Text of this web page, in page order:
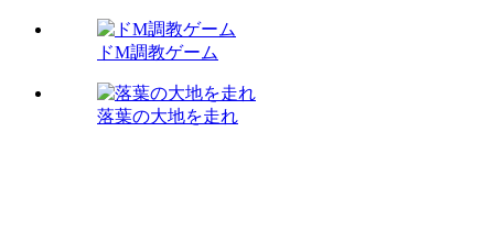
ドM調教ゲーム
落葉の大地を走れ